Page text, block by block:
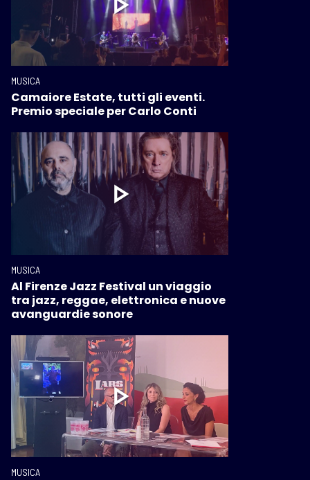
MUSICA
Camaiore Estate, tutti gli eventi.
Premio speciale per Carlo Conti
MUSICA
Al Firenze Jazz Festival un viaggio
tra jazz, reggae, elettronica e nuove
avanguardie sonore
MUSICA